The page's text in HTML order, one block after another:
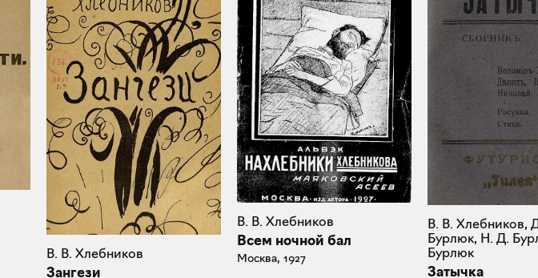
В. В. Хлебников
Зангези
В. В. Хлебников
Всем ночной бал
Москва, 1927
В. В. Хлебников,
Бурлюк, Н. Д.
Бурлюк
Затычка